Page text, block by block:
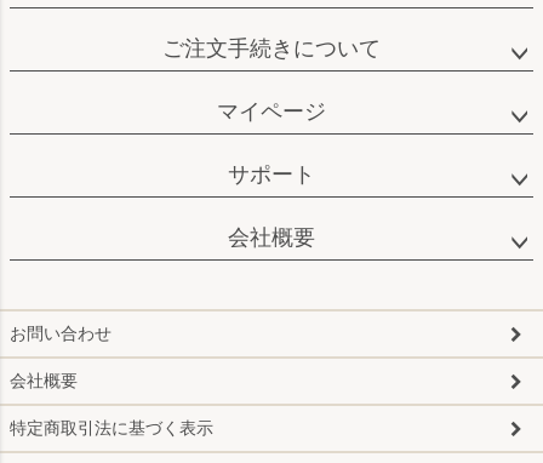
ご注文手続きについて
マイページ
サポート
会社概要
お問い合わせ
会社概要
特定商取引法に基づく表示